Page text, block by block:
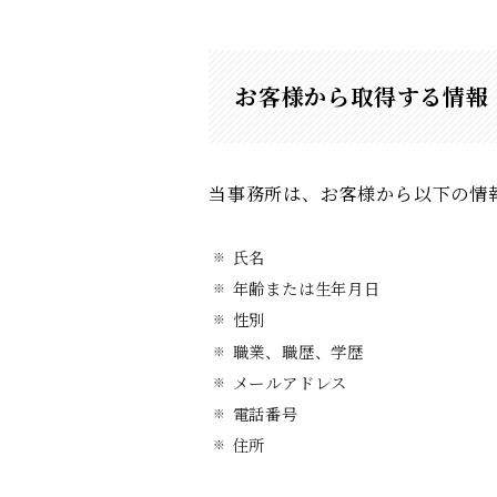
お客様から取得する情報
当事務所は、お客様から以下の情
氏名
年齢または生年月日
性別
職業、職歴、学歴
メールアドレス
電話番号
住所